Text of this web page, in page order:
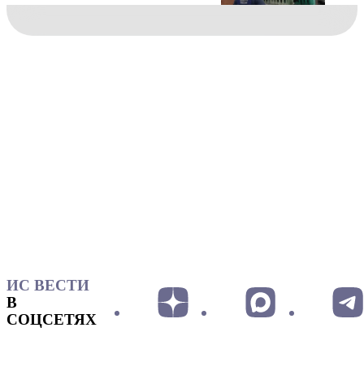
ИС ВЕСТИ
В
СОЦСЕТЯХ